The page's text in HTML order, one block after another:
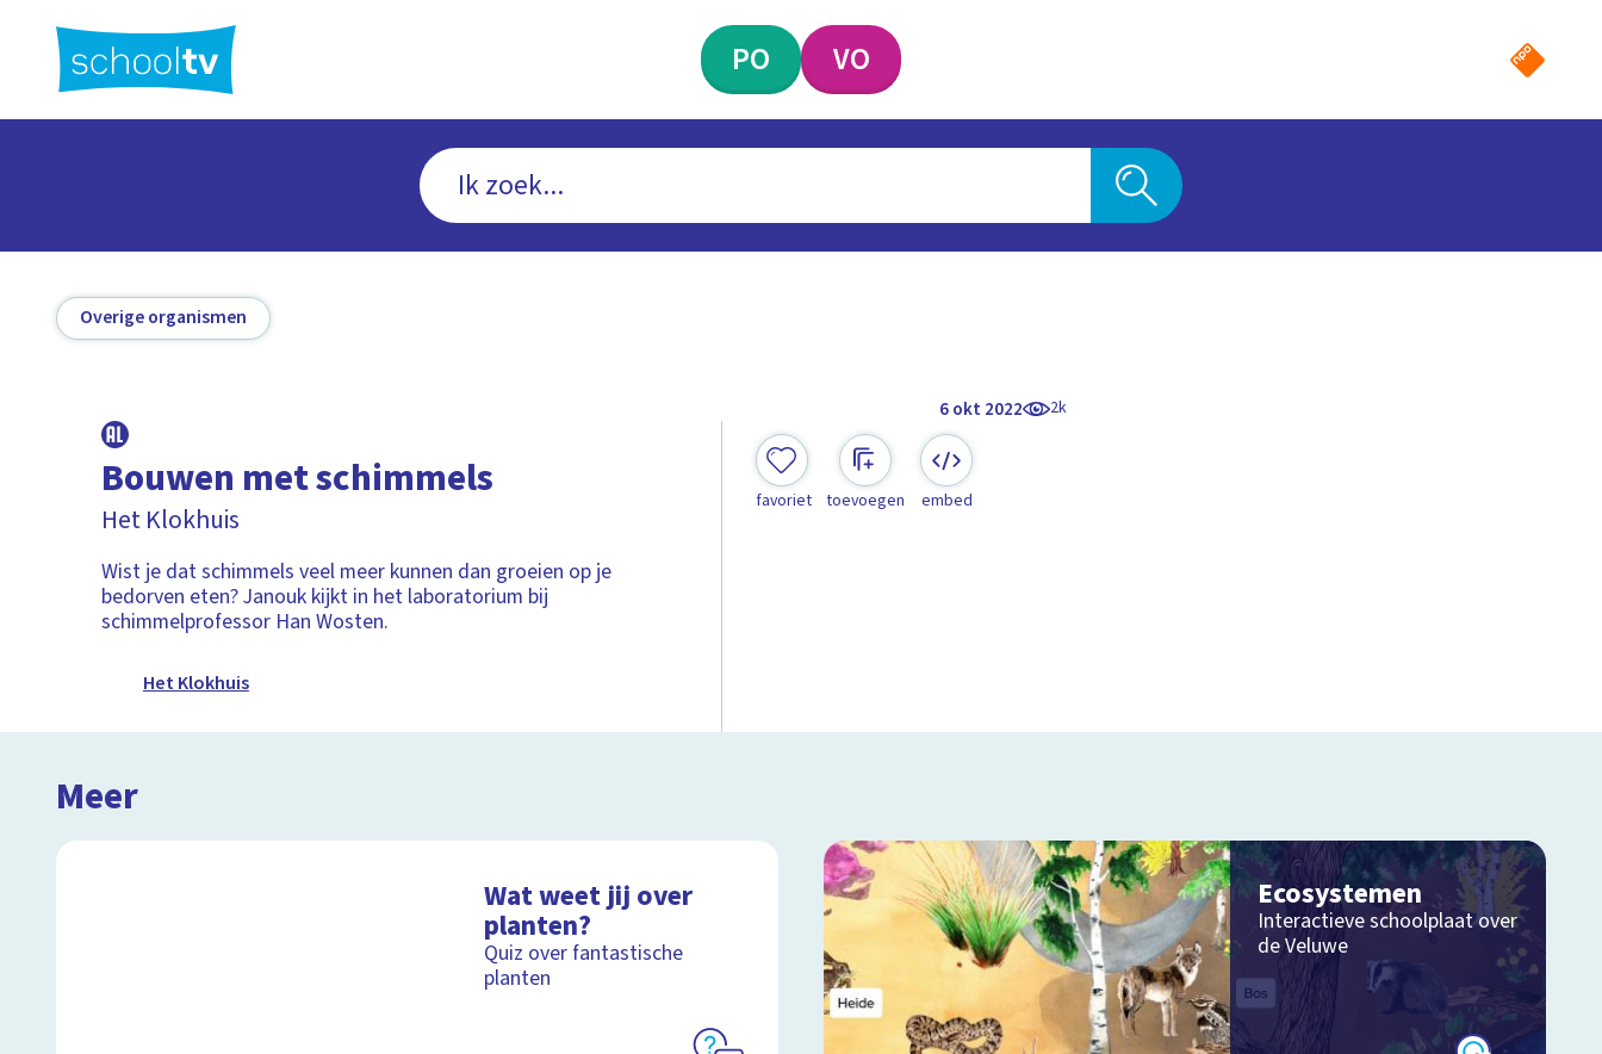
hoofdinhoud
PO VO
Overige organismen
6 okt 2022 2k
Bouwen met schimmels
Het Klokhuis
Wist je dat schimmels veel meer kunnen dan groeien op je
bedorven eten? Janouk kijkt in het laboratorium bij
schimmelprofessor Han Wosten.
Het Klokhuis
favoriet toevoegen embed
Meer
Wat weet jij over
planten?
Quiz over fantastische
planten
Ecosystemen
Interactieve schoolplaat over
de Veluwe